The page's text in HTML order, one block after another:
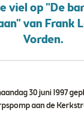
viel op "De
van Frank
Vorden.
30 juni 1997
aan de